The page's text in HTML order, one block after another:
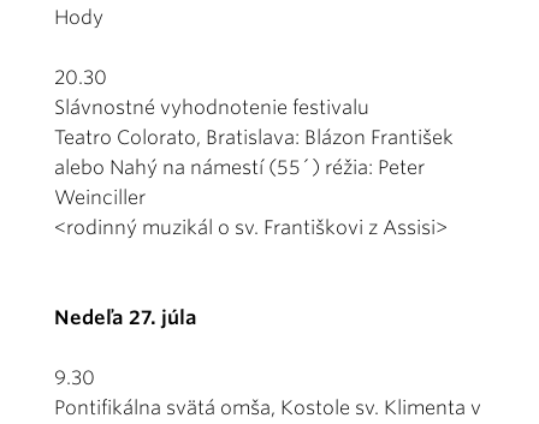
Hody
20.30
Slávnostné vyhodnotenie festivalu
Teatro Colorato, Bratislava: Blázon František
alebo Nahý na námestí (55´) réžia: Peter
Weinciller
<rodinný muzikál o sv. Františkovi z Assisi>
Nedeľa 27. júla
9.30
Pontifikálna svätá omša, Kostole sv. Klimenta v